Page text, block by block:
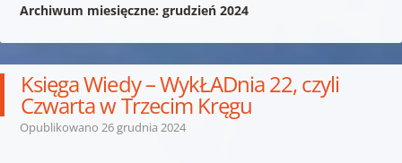
Archiwum miesięczne: grudzień 2024
Księga Wiedy – WykŁADnia 22, czyli
Czwarta w Trzecim Kręgu
Opublikowano 26 grudnia 2024